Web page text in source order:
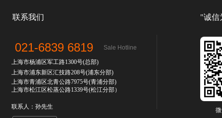
021-6839 6819
上海市杨浦区军工路1300号(总部)
上海市浦东新区汇技路208号(浦东分部)
上海市青浦区北青公路7975号(青浦分部)
上海市松江区松蒸公路1339号(松江分部）
联系人：孙先生
联系我们
Sale Hotline
"诚信